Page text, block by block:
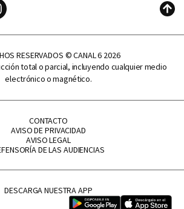
Instagram
RESERVADOS © CANAL 6 2026
total o parcial, incluyendo cualquier medio
electrónico o magnético.
CONTACTO
AVISO DE PRIVACIDAD
AVISO LEGAL
DE LAS AUDIENCIAS
DESCARGA NUESTRA APP